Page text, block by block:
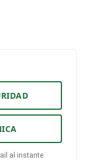
al instante.